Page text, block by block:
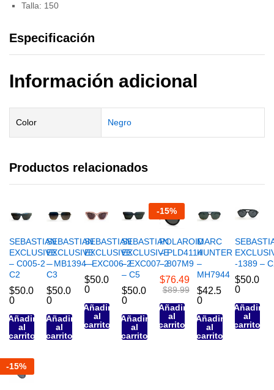
Talla: 150
Especificación
Información adicional
Color Negro
Productos relacionados
SEBASTIAN
EXCLUSIVE
– C005-2 –
C2
$50.0
0
Añadir
al
carrito
SEBASTIAN
EXCLUSIVE
– MB1394 –
C3
$50.0
0
Añadir
al
carrito
SEBASTIAN
EXCLUSIVE
– EXC006-2
$50.0
0
Añadir
al
carrito
SEBASTIAN
EXCLUSIVE
– EXC007-2
– C5
$50.0
0
Añadir
al
carrito
-15%
POLAROID
– PLD4114
– 807M9
$76.49
$89.99
Añadir
al
carrito
MARC
HUNTER
–
MH7944
$42.5
0
Añadir
al
carrito
-1389 –
$50.0
0
Añadir
al
carrito
-15%